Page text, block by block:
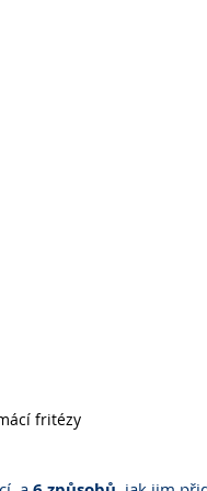
fritézy